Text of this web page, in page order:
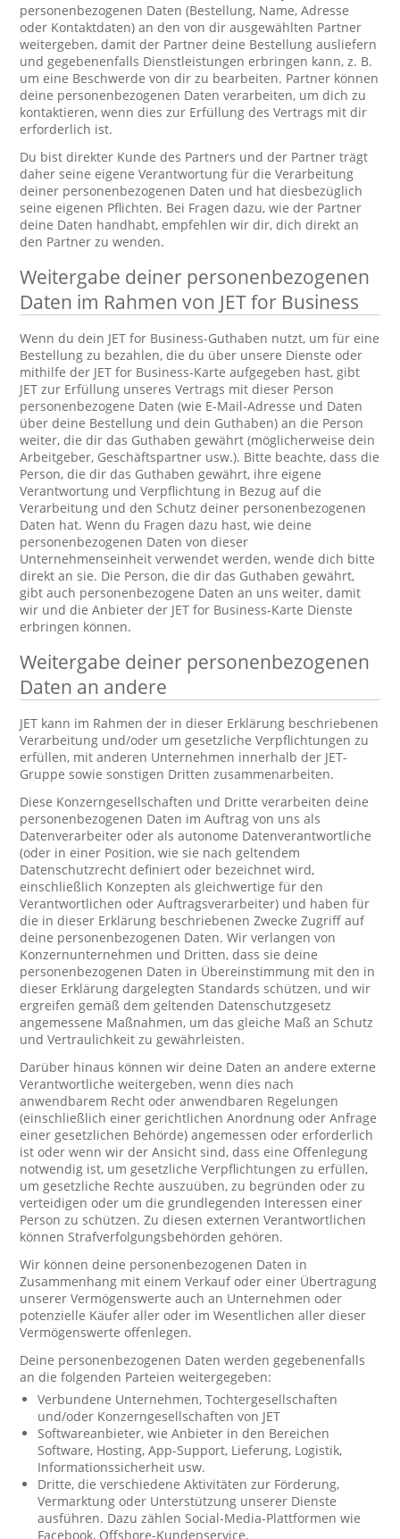
personenbezogenen Daten (Bestellung, Name, Adresse
oder Kontaktdaten) an den von dir ausgewählten Partner
weitergeben, damit der Partner deine Bestellung ausliefern
und gegebenenfalls Dienstleistungen erbringen kann, z. B.
um eine Beschwerde von dir zu bearbeiten. Partner können
deine personenbezogenen Daten verarbeiten, um dich zu
kontaktieren, wenn dies zur Erfüllung des Vertrags mit dir
erforderlich ist.
Du bist direkter Kunde des Partners und der Partner trägt
daher seine eigene Verantwortung für die Verarbeitung
deiner personenbezogenen Daten und hat diesbezüglich
seine eigenen Pflichten. Bei Fragen dazu, wie der Partner
deine Daten handhabt, empfehlen wir dir, dich direkt an
den Partner zu wenden.
Weitergabe deiner personenbezogenen
Daten im Rahmen von JET for Business
Wenn du dein JET for Business-Guthaben nutzt, um für eine
Bestellung zu bezahlen, die du über unsere Dienste oder
mithilfe der JET for Business-Karte aufgegeben hast, gibt
JET zur Erfüllung unseres Vertrags mit dieser Person
personenbezogene Daten (wie E-Mail-Adresse und Daten
über deine Bestellung und dein Guthaben) an die Person
weiter, die dir das Guthaben gewährt (möglicherweise dein
Arbeitgeber, Geschäftspartner usw.). Bitte beachte, dass die
Person, die dir das Guthaben gewährt, ihre eigene
Verantwortung und Verpflichtung in Bezug auf die
Verarbeitung und den Schutz deiner personenbezogenen
Daten hat. Wenn du Fragen dazu hast, wie deine
personenbezogenen Daten von dieser
Unternehmenseinheit verwendet werden, wende dich bitte
direkt an sie. Die Person, die dir das Guthaben gewährt,
gibt auch personenbezogene Daten an uns weiter, damit
wir und die Anbieter der JET for Business-Karte Dienste
erbringen können.
Weitergabe deiner personenbezogenen
Daten an andere
JET kann im Rahmen der in dieser Erklärung beschriebenen
Verarbeitung und/oder um gesetzliche Verpflichtungen zu
erfüllen, mit anderen Unternehmen innerhalb der JET-
Gruppe sowie sonstigen Dritten zusammenarbeiten.
Diese Konzerngesellschaften und Dritte verarbeiten deine
personenbezogenen Daten im Auftrag von uns als
Datenverarbeiter oder als autonome Datenverantwortliche
(oder in einer Position, wie sie nach geltendem
Datenschutzrecht definiert oder bezeichnet wird,
einschließlich Konzepten als gleichwertige für den
Verantwortlichen oder Auftragsverarbeiter) und haben für
die in dieser Erklärung beschriebenen Zwecke Zugriff auf
deine personenbezogenen Daten. Wir verlangen von
Konzernunternehmen und Dritten, dass sie deine
personenbezogenen Daten in Übereinstimmung mit den in
dieser Erklärung dargelegten Standards schützen, und wir
ergreifen gemäß dem geltenden Datenschutzgesetz
angemessene Maßnahmen, um das gleiche Maß an Schutz
und Vertraulichkeit zu gewährleisten.
Darüber hinaus können wir deine Daten an andere externe
Verantwortliche weitergeben, wenn dies nach
anwendbarem Recht oder anwendbaren Regelungen
(einschließlich einer gerichtlichen Anordnung oder Anfrage
einer gesetzlichen Behörde) angemessen oder erforderlich
ist oder wenn wir der Ansicht sind, dass eine Offenlegung
notwendig ist, um gesetzliche Verpflichtungen zu erfüllen,
um gesetzliche Rechte auszuüben, zu begründen oder zu
verteidigen oder um die grundlegenden Interessen einer
Person zu schützen. Zu diesen externen Verantwortlichen
können Strafverfolgungsbehörden gehören.
Wir können deine personenbezogenen Daten in
Zusammenhang mit einem Verkauf oder einer Übertragung
unserer Vermögenswerte auch an Unternehmen oder
potenzielle Käufer aller oder im Wesentlichen aller dieser
Vermögenswerte offenlegen.
Deine personenbezogenen Daten werden gegebenenfalls
an die folgenden Parteien weitergegeben:
Verbundene Unternehmen, Tochtergesellschaften
und/oder Konzerngesellschaften von JET
Softwareanbieter, wie Anbieter in den Bereichen
Software, Hosting, App-Support, Lieferung, Logistik,
Informationssicherheit usw.
Dritte, die verschiedene Aktivitäten zur Förderung,
Vermarktung oder Unterstützung unserer Dienste
ausführen. Dazu zählen Social-Media-Plattformen wie
Facebook, Offshore-Kundenservice,